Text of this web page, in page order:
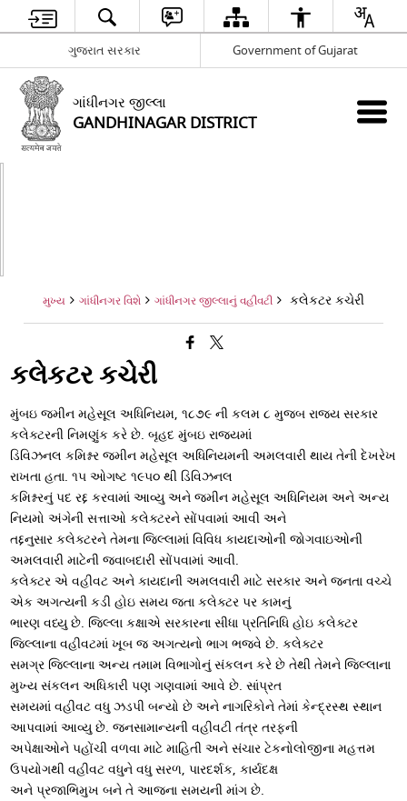
ગુજરાત સરકાર Government of Gujarat
ગાંધીનગર જીલ્લા
GANDHINAGAR DISTRICT
મુખ્ય ગાંધીનગર વિશે ગાંધીનગર જીલ્લાનું વહીવટી કલેકટર કચેરી
કલેકટર કચેરી
મુંબઇ જમીન મહેસૂલ અધિનિયમ, ૧૮૭૯ ની કલમ ૮ મુજબ રાજ્ય સરકાર
કલેક્ટરની નિમણુંક કરે છે. બૃહદ મુંબઇ રાજ્યમાં
ડિવિઝનલ કમિશ્નર જમીન મહેસૂલ અધિનિયમની અમલવારી થાય તેની દેખરેખ
રાખતા હતા. ૧૫ ઓગષ્ટ ૧૯૫૦ થી ડિવિઝનલ
કમિશ્નરનું પદ રદ્દ કરવામાં આવ્યુ અને જમીન મહેસૂલ અધિનિયમ અને અન્ય
નિયમો અંગેની સત્તાઓ કલેક્ટરને સોંપવામાં આવી અને
તદ્દનુસાર કલેક્ટરને તેમના જિલ્લામાં વિવિધ કાયદાઓની જોગવાઇઓની
અમલવારી માટેની જવાબદારી સોંપવામાં આવી.
કલેક્ટર એ વહીવટ અને કાયદાની અમલવારી માટે સરકાર અને જનતા વચ્ચે
એક અગત્યની કડી હોઇ સમય જતા કલેક્ટર પર કામનું
ભારણ વધ્યુ છે. જિલ્લા કક્ષાએ સરકારના સીધા પ્રતિનિધિ હોઇ કલેક્ટર
જિલ્લાના વહીવટમાં ખૂબ જ અગત્યનો ભાગ ભજવે છે. કલેક્ટર
સમગ્ર જિલ્લાના અન્ય તમામ વિભાગોનું સંકલન કરે છે તેથી તેમને જિલ્લાના
મુખ્ય સંકલન અધિકારી પણ ગણવામાં આવે છે. સાંપ્રત
સમયમાં વહીવટ વધુ ઝડપી બન્યો છે અને નાગરિકોને તેમાં કેન્દ્રસ્થ સ્થાન
આપવામાં આવ્યુ છે. જનસામાન્યની વહીવટી તંત્ર તરફની
અપેક્ષાઓને પહોંચી વળવા માટે માહિતી અને સંચાર ટેકનોલોજીના મહત્તમ
ઉપયોગથી વહીવટ વધુને વધુ સરળ, પારદર્શક, કાર્યદક્ષ
અને પ્રજાભિમુખ બને તે આજના સમયની માંગ છે.